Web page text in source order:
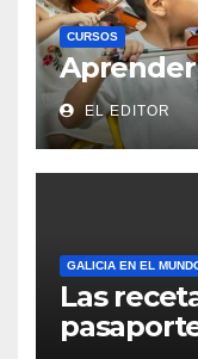
CURSOS
EL EDITOR
GALICIA EN EL
Las